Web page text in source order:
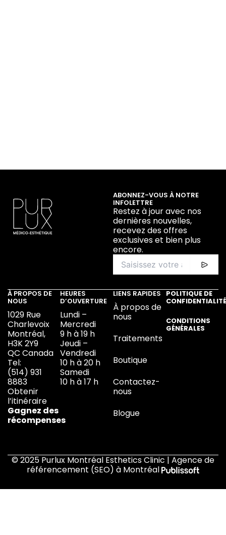
ABONNEZ-VOUS À NOTRE
INFOLETTRE
Restez à jour avec nos
dernières nouvelles,
recevez des offres
exclusives et bien plus
encore.
À PROPOS DE
NOUS
1029 Rue
Charlevoix
Montréal,
H3K 2Y9
QC Canada
Tel:
(514) 931
8883
Obtenir
l’itinéraire
Gagnez des
récompenses
HEURES
D’OUVERTURE
Lundi –
Mercredi
9 h à 19 h
Jeudi –
Vendredi
10 h à 20 h
Samedi
10 h à 17 h
LIENS RAPIDES
À propos de
nous
Traitements
Boutique
Contactez-
nous
Blogue
POLITIQUE DE
CONFIDENTIALITÉ
CONDITIONS
GÉNÉRALES
© 2025 Purlux Montréal Esthetics Clinic | Agence de
référencement (SEO) à Montréal